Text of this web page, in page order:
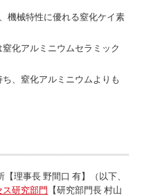
機械特性に優れる窒化ケイ素
化アルミニウムセラミック
、窒化アルミニウムよりも
理事長 野間口 有】（以下、
研究部門 【研究部門長 村山